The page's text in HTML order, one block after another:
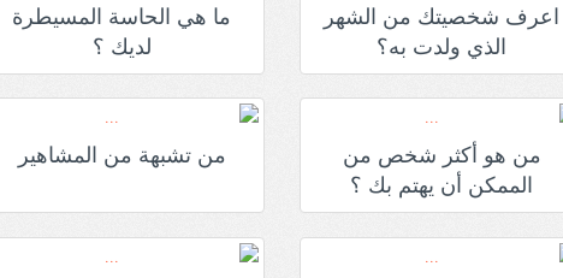
ما هي الحاسة المسيطرة
لديك ؟
اعرف شخصيتك من الشهر
الذي ولدت به؟
من تشبهة من المشاهير
من هو أكثر شخص من
الممكن أن يهتم بك ؟